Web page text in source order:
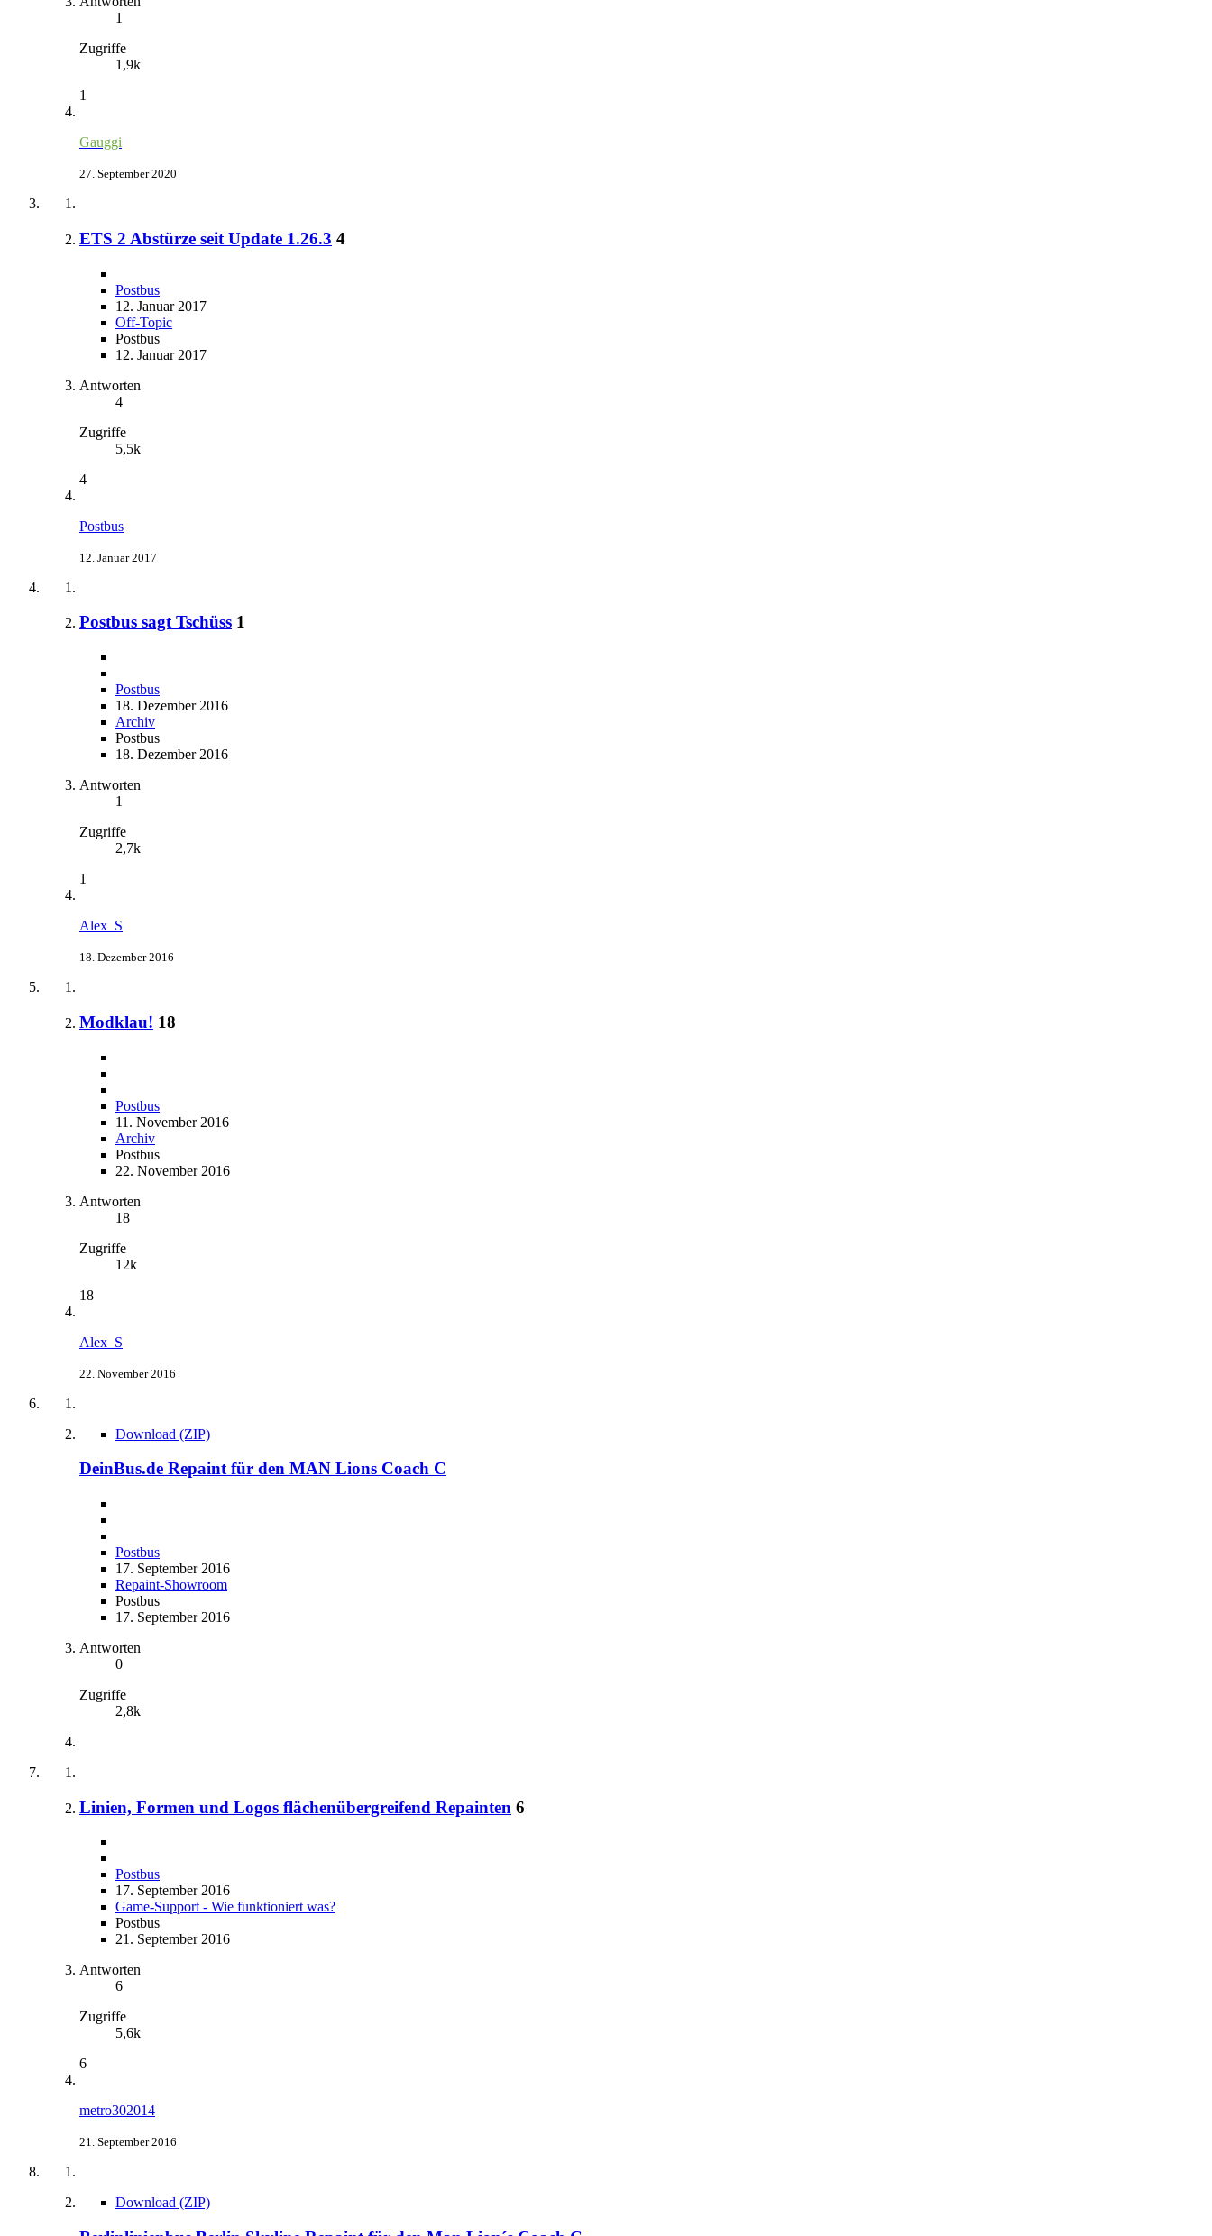
1
Zugriffe
1,9k
1
Gauggi
27. September 2020
ETS 2 Abstürze seit Update 1.26.3 4
Postbus
12. Januar 2017
Off-Topic
Postbus
12. Januar 2017
Antworten
4
Zugriffe
5,5k
4
Postbus
12. Januar 2017
Postbus sagt Tschüss 1
Postbus
18. Dezember 2016
Archiv
Postbus
18. Dezember 2016
Antworten
1
Zugriffe
2,7k
1
Alex_S
18. Dezember 2016
Modklau! 18
Postbus
11. November 2016
Archiv
Postbus
22. November 2016
Antworten
18
Zugriffe
12k
18
Alex_S
22. November 2016
Download (ZIP)
DeinBus.de Repaint für den MAN Lions Coach C
Postbus
17. September 2016
Repaint-Showroom
Postbus
17. September 2016
Antworten
0
Zugriffe
2,8k
Linien, Formen und Logos flächenübergreifend Repainten 6
Postbus
17. September 2016
Game-Support - Wie funktioniert was?
Postbus
21. September 2016
Antworten
6
Zugriffe
5,6k
6
metro302014
21. September 2016
Download (ZIP)